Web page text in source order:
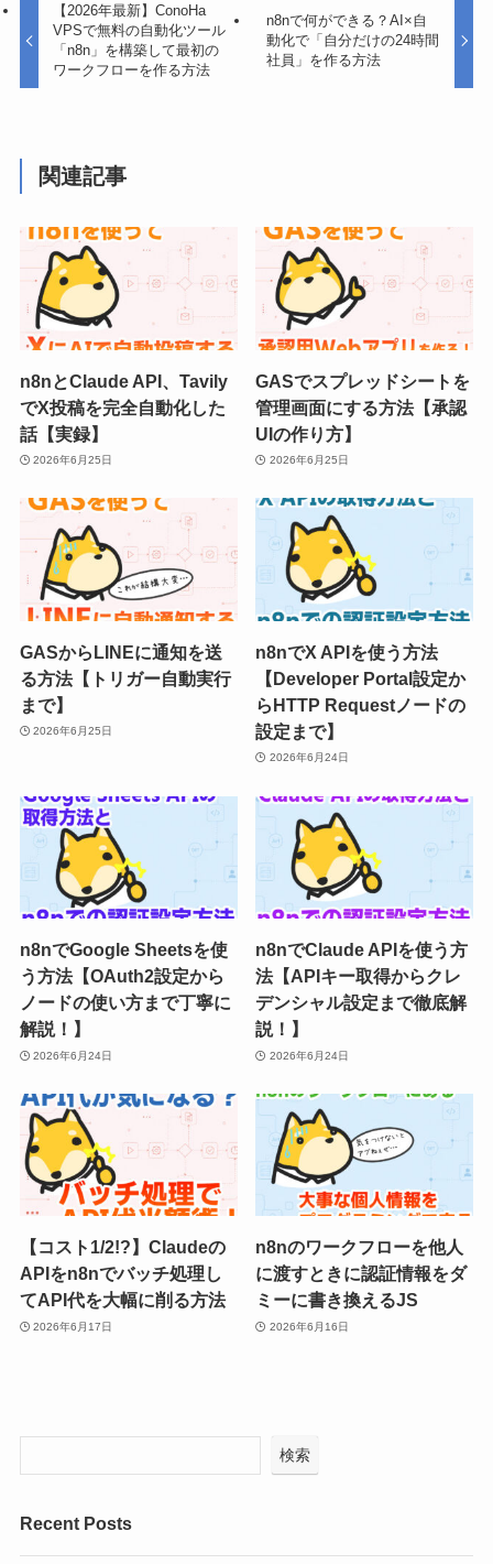
【2026年最新】ConoHa
VPSで無料の自動化ツール
「n8n」を構築して最初の
ワークフローを作る方法
n8nで何ができる？AI×自
動化で「自分だけの24時間
社員」を作る方法
関連記事
n8nとClaude API、Tavily
でX投稿を完全自動化した
話【実録】
2026年6月25日
GASでスプレッドシートを
管理画面にする方法【承認
UIの作り方】
2026年6月25日
GASからLINEに通知を送
る方法【トリガー自動実行
まで】
2026年6月25日
n8nでX APIを使う方法
【Developer Portal設定か
らHTTP Requestノードの
設定まで】
2026年6月24日
n8nでGoogle Sheetsを使
う方法【OAuth2設定から
ノードの使い方まで丁寧に
解説！】
2026年6月24日
n8nでClaude APIを使う方
法【APIキー取得からクレ
デンシャル設定まで徹底解
説！】
2026年6月24日
【コスト1/2!?】Claudeの
APIをn8nでバッチ処理し
てAPI代を大幅に削る方法
2026年6月17日
n8nのワークフローを他人
に渡すときに認証情報をダ
ミーに書き換えるJS
2026年6月16日
検索
Recent Posts